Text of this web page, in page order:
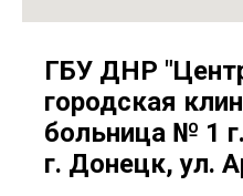
ГБУ ДНР
городская
больница № 1
г. Донецк, ул.